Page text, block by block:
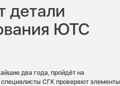
детали
ЮТС
два года, пройдёт на
СГК проверяют элементы